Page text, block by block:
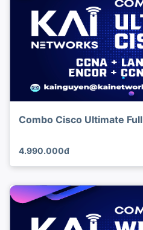
Combo Cisco Ultimate Full
4.990.000đ